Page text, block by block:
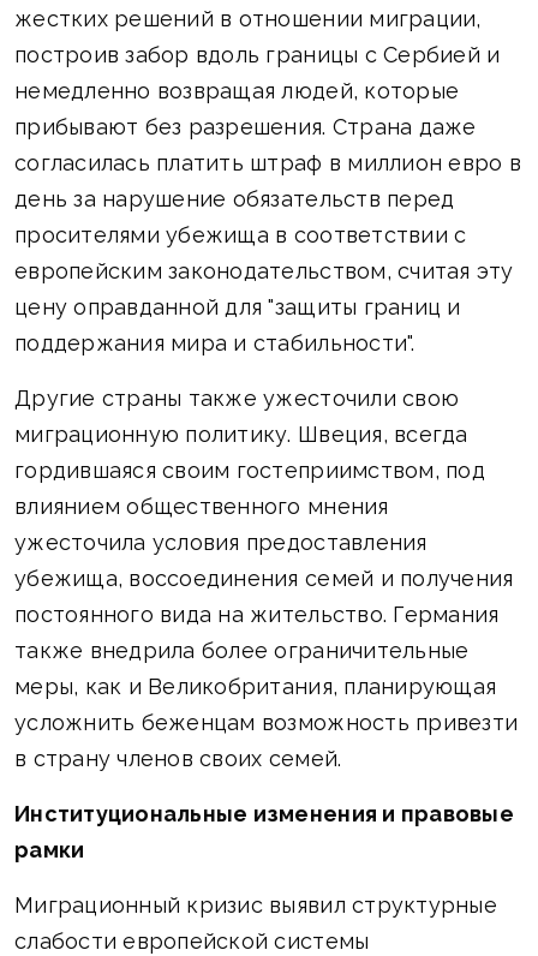
жестких решений в отношении миграции,
построив забор вдоль границы с Сербией и
немедленно возвращая людей, которые
прибывают без разрешения. Страна даже
согласилась платить штраф в миллион евро в
день за нарушение обязательств перед
просителями убежища в соответствии с
европейским законодательством, считая эту
цену оправданной для "защиты границ и
поддержания мира и стабильности".
Другие страны также ужесточили свою
миграционную политику. Швеция, всегда
гордившаяся своим гостеприимством, под
влиянием общественного мнения
ужесточила условия предоставления
убежища, воссоединения семей и получения
постоянного вида на жительство. Германия
также внедрила более ограничительные
меры, как и Великобритания, планирующая
усложнить беженцам возможность привезти
в страну членов своих семей.
Институциональные изменения и правовые
рамки
Миграционный кризис выявил структурные
слабости европейской системы